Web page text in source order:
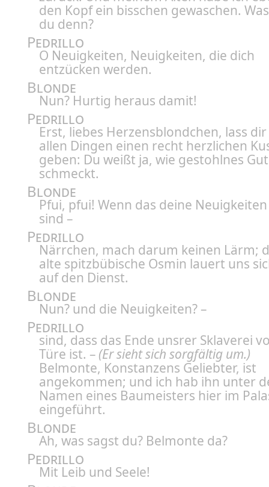
den Kopf ein bisschen gewaschen.
du denn?
Pedrillo
O Neuigkeiten, Neuigkeiten, die dich
entzücken werden.
Blonde
Nun? Hurtig heraus damit!
Pedrillo
Erst, liebes Herzensblondchen, lass
allen Dingen einen recht herzlichen
geben: Du weißt ja, wie gestohlnes Gut
schmeckt.
Blonde
Pfui, pfui! Wenn das deine
sind –
Pedrillo
Närrchen, mach darum keinen Lärm;
alte spitzbübische Osmin lauert uns
auf den Dienst.
Blonde
Nun? und die Neuigkeiten? –
Pedrillo
sind, dass das Ende unsrer Sklaverei
Türe ist. – (Er sieht sich sorgfältig um.)
Belmonte, Konstanzens Geliebter, ist
angekommen; und ich hab ihn unter
Namen eines Baumeisters hier im
eingeführt.
Blonde
Ah, was sagst du? Belmonte da?
Pedrillo
Mit Leib und Seele!